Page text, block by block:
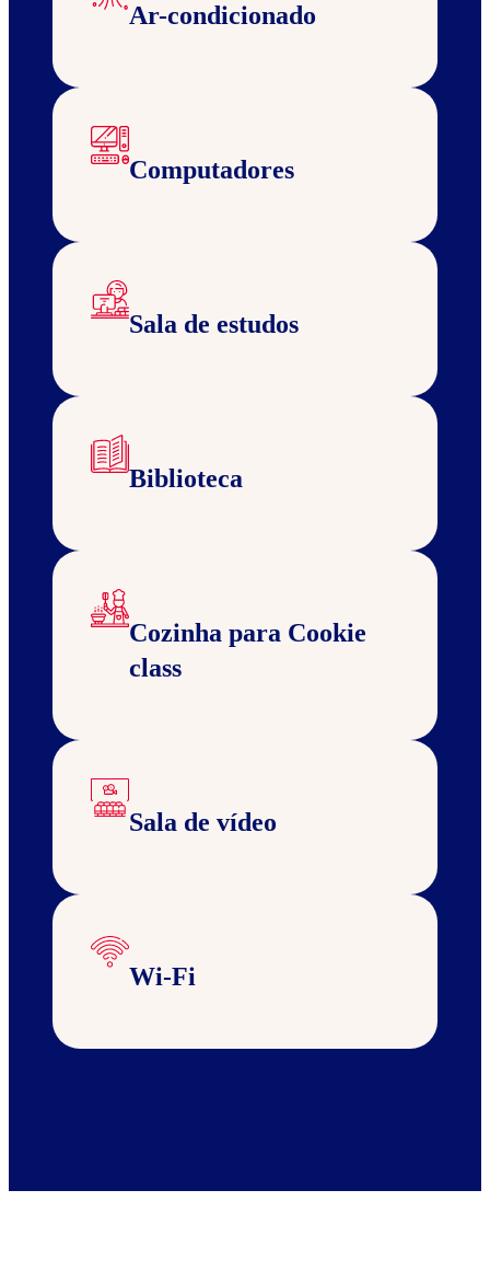
Ar-condicionado
Computadores
Sala de estudos
Biblioteca
Cozinha para Cookie
class
Sala de vídeo
Wi-Fi